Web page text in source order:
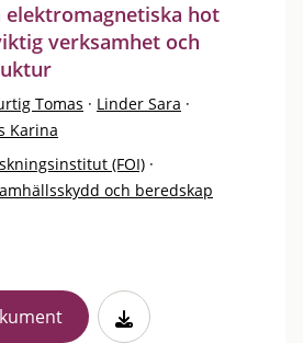
elektromagnetiska hot
verksamhet och
Tomas · Linder Sara ·
Karina
(FOI) ·
och beredskap